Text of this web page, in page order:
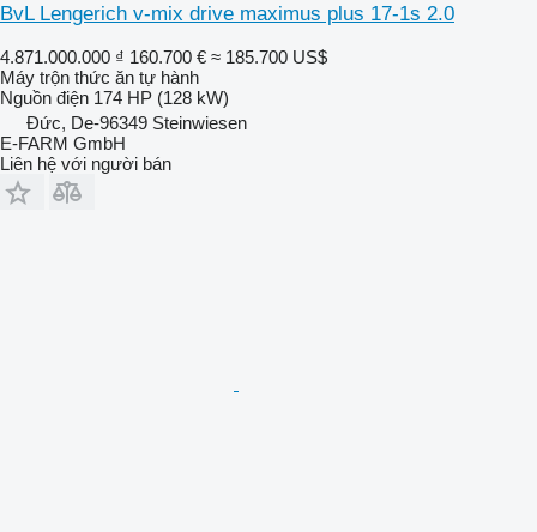
BvL Lengerich v-mix drive maximus plus 17-1s 2.0
4.871.000.000 ₫ 160.700 € ≈ 185.700 US$
Máy trộn thức ăn tự hành
Nguồn điện 174 HP (128 kW)
Đức, De-96349 Steinwiesen
E-FARM GmbH
Liên hệ với người bán